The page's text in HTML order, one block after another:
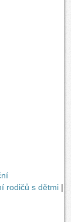
rodičů s dětmi |